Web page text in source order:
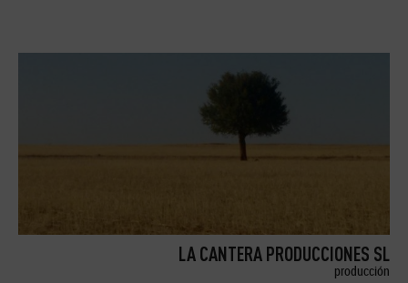
LA CANTERA PRODUCCIONES SL
producción